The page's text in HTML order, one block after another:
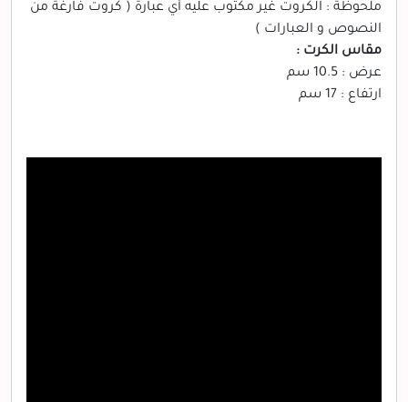
ملحوظة : الكروت غير مكتوب عليه أي عبارة ( كروت فارغة من
النصوص و العبارات )
مقاس الكرت :
عرض : 10.5 سم
ارتفاع : 17 سم